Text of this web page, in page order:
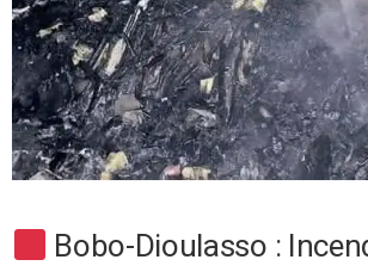
Bobo-Dioulasso :